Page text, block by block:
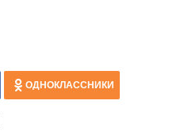
ОДНОКЛАССНИКИ